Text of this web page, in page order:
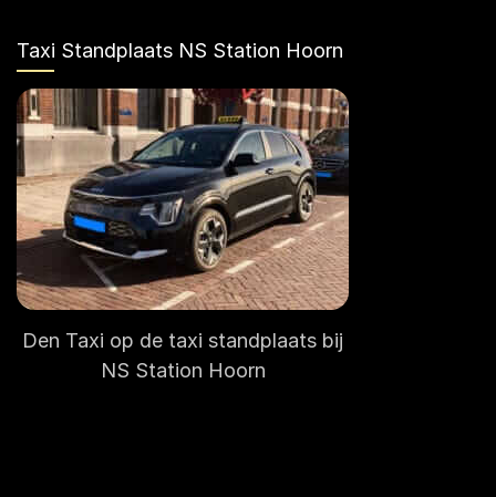
Taxi Standplaats NS Station Hoorn
Den Taxi op de taxi standplaats bij
NS Station Hoorn